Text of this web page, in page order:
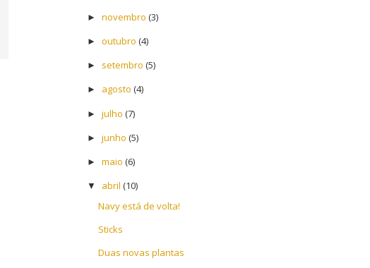
► novembro (3)
► outubro (4)
► setembro (5)
► agosto (4)
► julho (7)
► junho (5)
► maio (6)
▼ abril (10)
Navy está de volta!
Sticks
Duas novas plantas